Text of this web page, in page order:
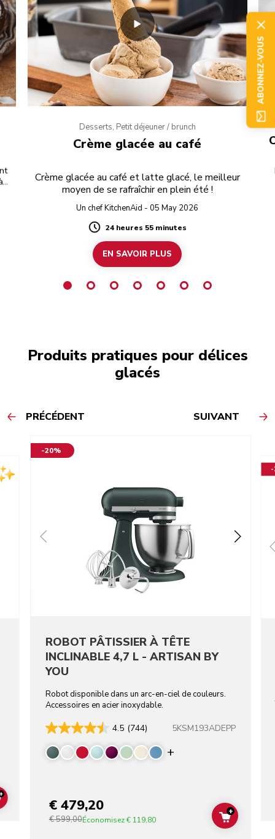
Desserts, Petit déjeuner / brunch
Crème glacée au café
Crème glacée au café et latte glacé, le meilleur
moyen de se rafraîchir en plein été !
Un chef KitchenAid - 05 May 2026
Duration
24 heures 55 minutes
EN SAVOIR PLUS
Produits pratiques pour délices
glacés
PRÉCÉDENT SUIVANT
ADD TO CART
-20%
ROBOT PÂTISSIER À TÊTE
INCLINABLE 4,7 L - ARTISAN BY
YOU
Robot disponible dans un arc-en-ciel de couleurs.
Accessoires en acier inoxydable.
4.5 (744) 5KSM193ADEPP
Display more
€ 479,20
€ 599,00Économisez€ 119,80 ADD TO
+
-
ABONNEZ-VOUS